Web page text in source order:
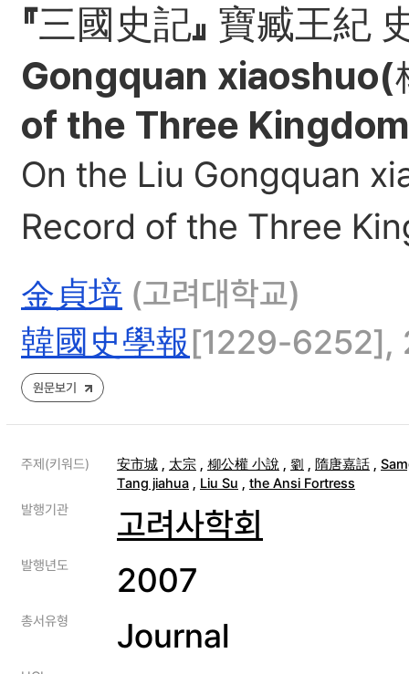
『三國史記』 寶臧王紀
Gongquan
of the Three
On the Liu Gongquan
Record of the Three
金貞培 (고려대학교)
韓國史學報[1229-6252],
원문보기
주제(키워드) 安市城 , 太宗 , 柳公權 小說 , 劉 , 隋唐嘉話 ,
Tang jiahua , Liu Su , the Ansi Fortress
발행기관
고려사학회
발행년도 2007
총서유형 Journal